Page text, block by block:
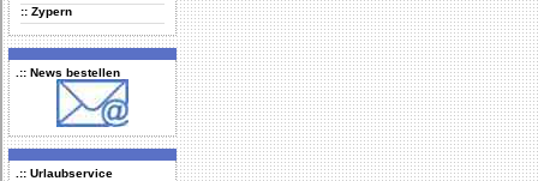
:: Zypern
.:: News bestellen
.:: Urlaubservice